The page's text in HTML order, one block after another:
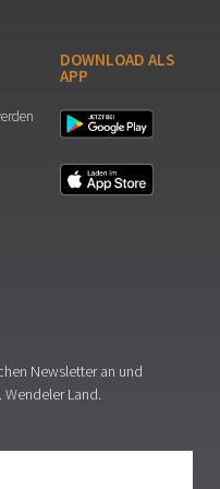
DOWNLOAD ALS
APP
Newsletter an und
Land.